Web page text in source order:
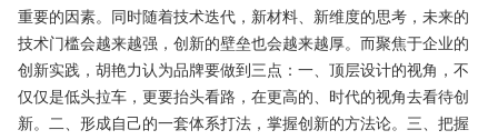
重要的因素。同时随着技术迭代，新材料、新维度的思考，未来的
技术门槛会越来越强，创新的壁垒也会越来越厚。而聚焦于企业的
创新实践，胡艳力认为品牌要做到三点：一、顶层设计的视角，不
仅仅是低头拉车，更要抬头看路，在更高的、时代的视角去看待创
新。二、形成自己的一套体系打法，掌握创新的方法论。三、把握